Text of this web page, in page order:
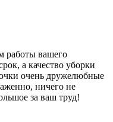
работы вашего
а качество уборки
очень дружелюбные
ничего не
за ваш труд!